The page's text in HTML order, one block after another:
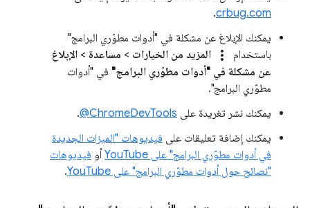
crbug.com
.
يمكنك الإبلاغ عن مشكلة في "أدوات مطوّري البرامج"
باستخدام
more_vert المزيد من الخيارات > مساعدة > الإبلاغ
عن مشكلة في "أدوات مطوّري البرامج" في "أدوات
مطوّري البرامج".
يمكنك نشر تغريدة على ‎@ChromeDevTools
.
يمكنك إضافة تعليقات على فيديوهات "الميزات الجديدة
في أدوات مطوّري البرامج" على YouTube
أو فيديوهات
"نصائح حول أدوات مطوّري البرامج" على YouTube
.